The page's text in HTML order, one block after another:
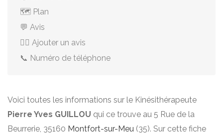
🗺️ Plan
💬 Avis
✍🏻 Ajouter un avis
📞 Numéro de téléphone
Voici toutes les informations sur le Kinésithérapeute
Pierre Yves GUILLOU qui ce trouve au 5 Rue de la
Beurrerie, 35160 Montfort-sur-Meu (35). Sur cette fiche